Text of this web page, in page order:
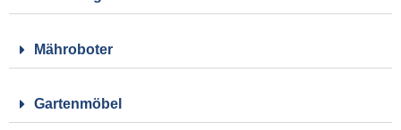
Mähroboter
Gartenmöbel